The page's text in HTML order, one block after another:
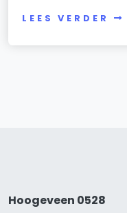
LEES VERDER
Hoogeveen 0528